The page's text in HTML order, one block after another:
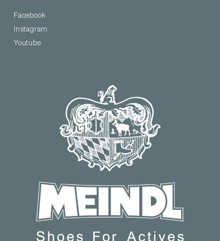
Facebook
Instagram
Youtube